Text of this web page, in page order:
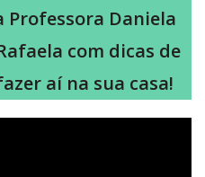
Professora Daniela
com dicas de
aí na sua casa!